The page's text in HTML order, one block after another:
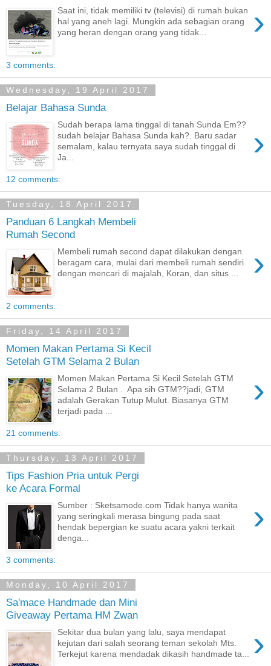
›
Saat ini, tidak memiliki tv (televisi) di rumah bukan
hal yang aneh lagi. Mungkin ada sebagian orang
yang heran dengan orang yang tidak...
3 comments:
Wednesday, 19 April 2017
Belajar Bahasa Sunda
›
Sudah berapa lama tinggal di tanah Sunda Em??
sudah belajar Bahasa Sunda kah?. Baru sadar
semalam, kalau ternyata saya sudah tinggal di
Ja...
12 comments:
Tuesday, 18 April 2017
Panduan 6 Langkah Membeli
Rumah Second
›
Membeli rumah second dapat dilakukan dengan
beragam cara, mulai dari membeli rumah sendiri
dengan mencari di majalah, Koran, dan situs ...
2 comments:
Friday, 14 April 2017
Momen Makan Pertama Si Kecil
Setelah GTM Selama 2 Bulan
›
Momen Makan Pertama Si Kecil Setelah GTM
Selama 2 Bulan . Apa sih GTM??jadi, GTM
adalah Gerakan Tutup Mulut. Biasanya GTM
terjadi pada ...
21 comments:
Thursday, 13 April 2017
Tips Fashion Pria untuk Pergi
ke Acara Formal
›
Sumber : Sketsamode.com Tidak hanya wanita
yang seringkali merasa bingung pada saat
hendak bepergian ke suatu acara yakni terkait
denga...
3 comments:
Monday, 10 April 2017
Sa'mace Handmade dan Mini
Giveaway Pertama HM Zwan
›
Sekitar dua bulan yang lalu, saya mendapat
kejutan dari salah seorang teman sekolah Mts.
Terkejut karena mendadak dikasih handmade ta...